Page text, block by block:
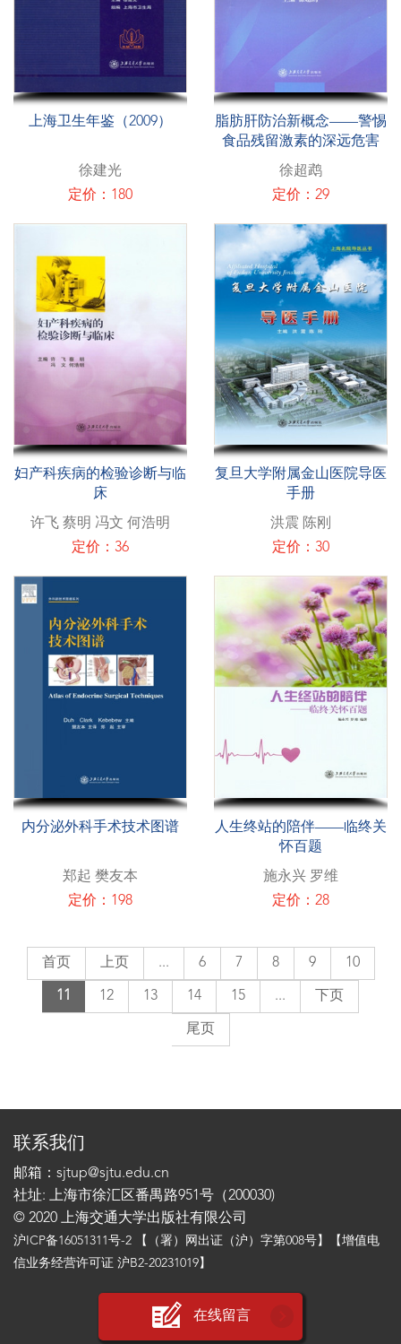
上海卫生年鉴（2009）
徐建光
定价：180
脂肪肝防治新概念——警惕
食品残留激素的深远危害
徐超鹉
定价：29
妇产科疾病的检验诊断与临
床
许飞 蔡明 冯文 何浩明
定价：36
复旦大学附属金山医院导医
手册
洪震 陈刚
定价：30
内分泌外科手术技术图谱
郑起 樊友本
定价：198
人生终站的陪伴——临终关
怀百题
施永兴 罗维
定价：28
首页 上页 ... 6 7 8 9 10
11 12 13 14 15 ... 下页
尾页
联系我们
邮箱：sjtup@sjtu.edu.cn
社址: 上海市徐汇区番禺路951号（200030)
© 2020 上海交通大学出版社有限公司
沪ICP备16051311号-2 【（署）网出证（沪）字第008号】【增值电
信业务经营许可证 沪B2-20231019】
在线留言